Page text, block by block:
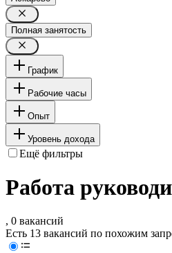
Полная занятость
График
Рабочие часы
Опыт
Уровень дохода
Ещё фильтры
Работа
, 0 вакансий
Есть 13 вакансий по похожим